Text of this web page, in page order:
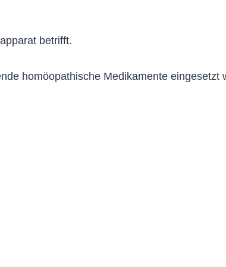
betrifft.
homöopathische Medikamente eingesetzt